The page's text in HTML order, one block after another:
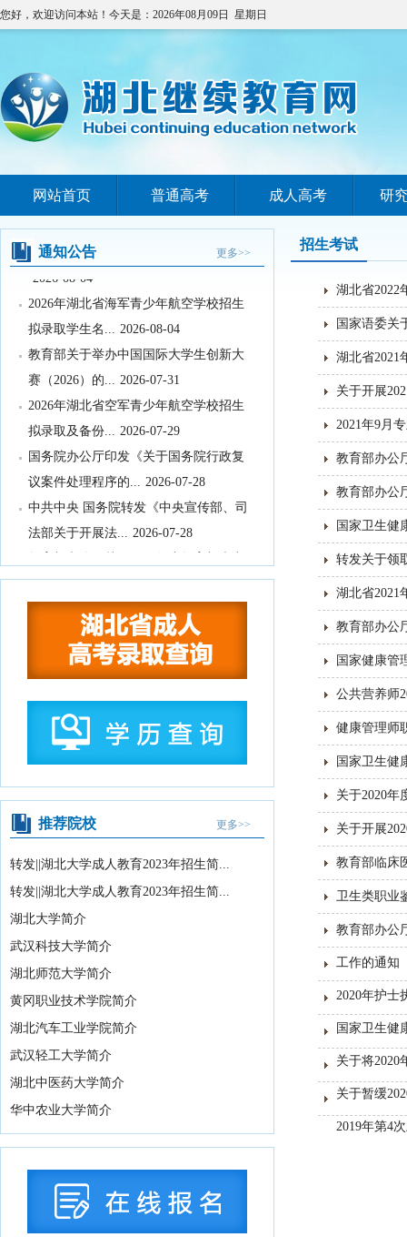
您好，欢迎访问本站！今天是：2026年08月09日 星期日
网站首页 普通高考 成人高考 研
通知公告 更多>>
教育部办公厅关于印发《义务教育阶段
关于武汉晴川学院变更办学地址的公示
2026年湖北省海军青少年航空学校招生
拟录取学生名...
2026-08-04
教育部关于举办中国国际大学生创新大
赛（2026）的...
2026-07-31
2026年湖北省空军青少年航空学校招生
拟录取及备份...
2026-07-29
国务院办公厅印发《关于国务院行政复
议案件处理程序的...
2026-07-28
中共中央 国务院转发《中央宣传部、司
法部关于开展法...
2026-07-28
教育部办公厅关于2026年度教育部大中
小学课程教材... 2026-07-28
教育部等九部门关于开展2026年国家通
用语言文字推...
2026-07-28
国务院关于印发《全民健身计划（2026
—2030年... 2026-07-24
中共中央 国务院印发《关于加强新时代
社会工作的意见...
2026-07-24
07-16
湖北省2026年10月高等教育自学考试网
上报名须知
2026-07-15
湖北省2026年下半年高等教育自学考试
关于武汉晴川学院变更办学地址的公示
2026-08-04
2026年湖北省海军青少年航空学校招生
拟录取学生名... 2026-08-04
教育部关于举办中国国际大学生创新大
赛（2026）的... 2026-07-31
拟录取及备份...
2026-07-29
国务院办公厅印发《关于国务院行政复
推荐院校 更多>>
转发||湖北大学成人教育2023年招生简...
转发||湖北大学成人教育2023年招生简...
湖北大学简介
武汉科技大学简介
湖北师范大学简介
黄冈职业技术学院简介
湖北汽车工业学院简介
武汉轻工大学简介
湖北中医药大学简介
华中农业大学简介
招生考试
湖北省2022
国家语委关
湖北省2021
关于开展
2021年9月
教育部办公
教育部办公
国家卫生健
转发关于领
湖北省2021
教育部办公
国家健康管
公共营养师
健康管理师
国家卫生健
关于2020年
关于开展
教育部临床
卫生类职业
教育部办公
工作的通知
2020年护士
国家卫生健
关于将2020
关于暂缓
2019年第4